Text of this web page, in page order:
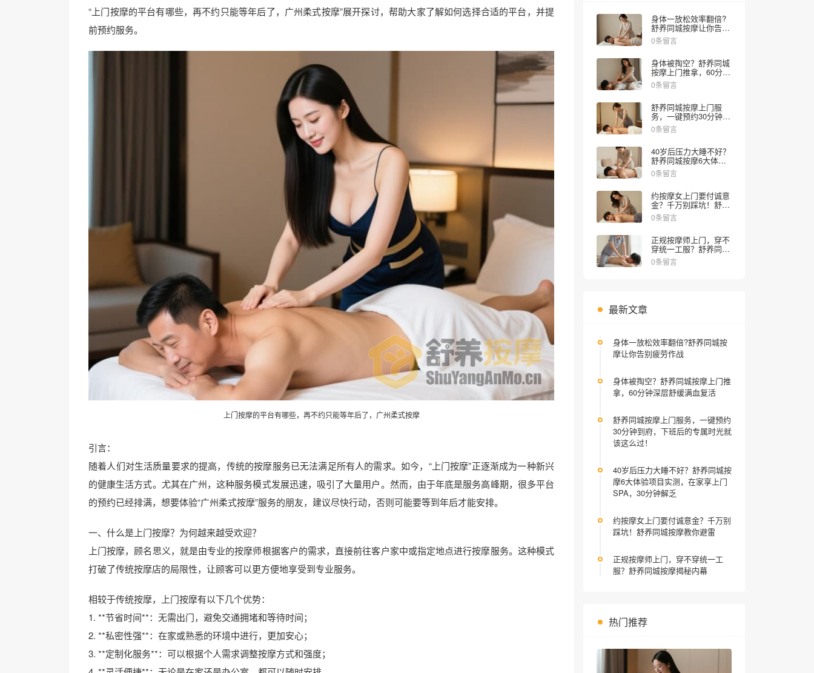
“上门按摩的平台有哪些，再不约只能等年后了，广州柔式按摩”展开探讨，帮助大家了解如何选择合适的平台，并提
前预约服务。
上门按摩的平台有哪些，再不约只能等年后了，广州柔式按摩
引言：
随着人们对生活质量要求的提高，传统的按摩服务已无法满足所有人的需求。如今，“上门按摩”正逐渐成为一种新兴
的健康生活方式。尤其在广州，这种服务模式发展迅速，吸引了大量用户。然而，由于年底是服务高峰期，很多平台
的预约已经排满，想要体验“广州柔式按摩”服务的朋友，建议尽快行动，否则可能要等到年后才能安排。
一、什么是上门按摩？为何越来越受欢迎？
上门按摩，顾名思义，就是由专业的按摩师根据客户的需求，直接前往客户家中或指定地点进行按摩服务。这种模式
打破了传统按摩店的局限性，让顾客可以更方便地享受到专业服务。
相较于传统按摩，上门按摩有以下几个优势：
1. **节省时间**：无需出门，避免交通拥堵和等待时间；
2. **私密性强**：在家或熟悉的环境中进行，更加安心；
3. **定制化服务**：可以根据个人需求调整按摩方式和强度；
身体一放松效率翻倍?
舒养同城按摩让你告别
疲劳作战
0条留言
身体被掏空？舒养同城
按摩上门推拿，60分钟
深层舒缓满血复活
0条留言
舒养同城按摩上门服
务，一键预约30分钟到
府，下班后的专属时光
就该这么过！
0条留言
40岁后压力大睡不好？
舒养同城按摩6大体验
项目实测，在家享上门
SPA，30分钟解乏
0条留言
约按摩女上门要付诚意
金？千万别踩坑！舒养
同城按摩教你避雷
0条留言
正规按摩师上门，穿不
穿统一工服？舒养同城
按摩揭秘内幕
0条留言
最新文章
身体一放松效率翻倍?舒养同城按
摩让你告别疲劳作战
身体被掏空？舒养同城按摩上门推
拿，60分钟深层舒缓满血复活
舒养同城按摩上门服务，一键预约
30分钟到府，下班后的专属时光就
该这么过！
40岁后压力大睡不好？舒养同城按
摩6大体验项目实测，在家享上门
SPA，30分钟解乏
约按摩女上门要付诚意金？千万别
踩坑！舒养同城按摩教你避雷
正规按摩师上门，穿不穿统一工
服？舒养同城按摩揭秘内幕
热门推荐